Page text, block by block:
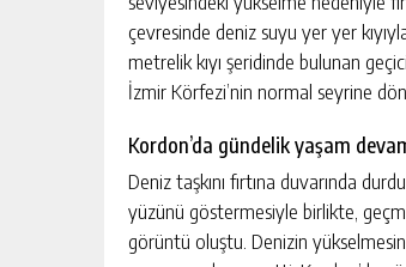
çevresinde deniz suyu yer yer
metrelik kıyı şeridinde bulunan
İzmir Körfezi’nin normal seyrine
Kordon’da gündelik yaşam
Deniz taşkını fırtına duvarında
yüzünü göstermesiyle birlikte,
görüntü oluştu. Denizin
GÜNLÜK